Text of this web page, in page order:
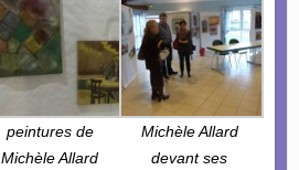
peintures de
Michèle Allard
Michèle Allard
devant ses